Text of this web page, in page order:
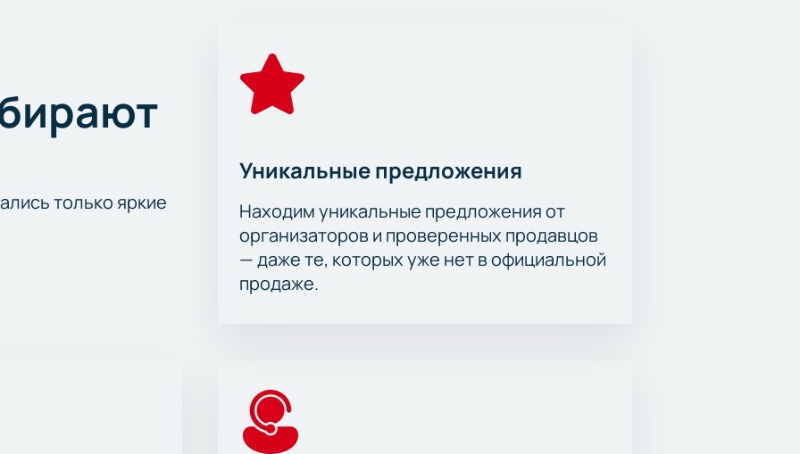
только яркие
Уникальные предложения
Находим уникальные предложения от
организаторов и проверенных продавцов
— даже те, которых уже нет в официальной
продаже.